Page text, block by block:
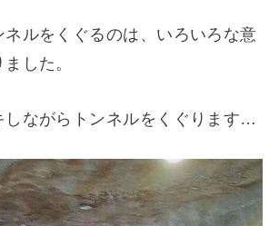
ネルをくぐるのは、いろいろな意
した。
しながらトンネルをくぐります…